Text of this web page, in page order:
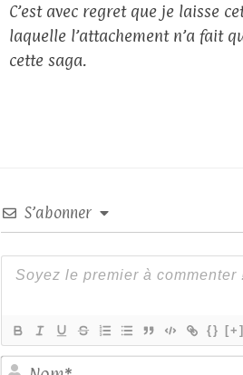
C’est avec regret que je laisse
laquelle l’attachement n’a fait
cette saga.
S’abonner
{} [+]